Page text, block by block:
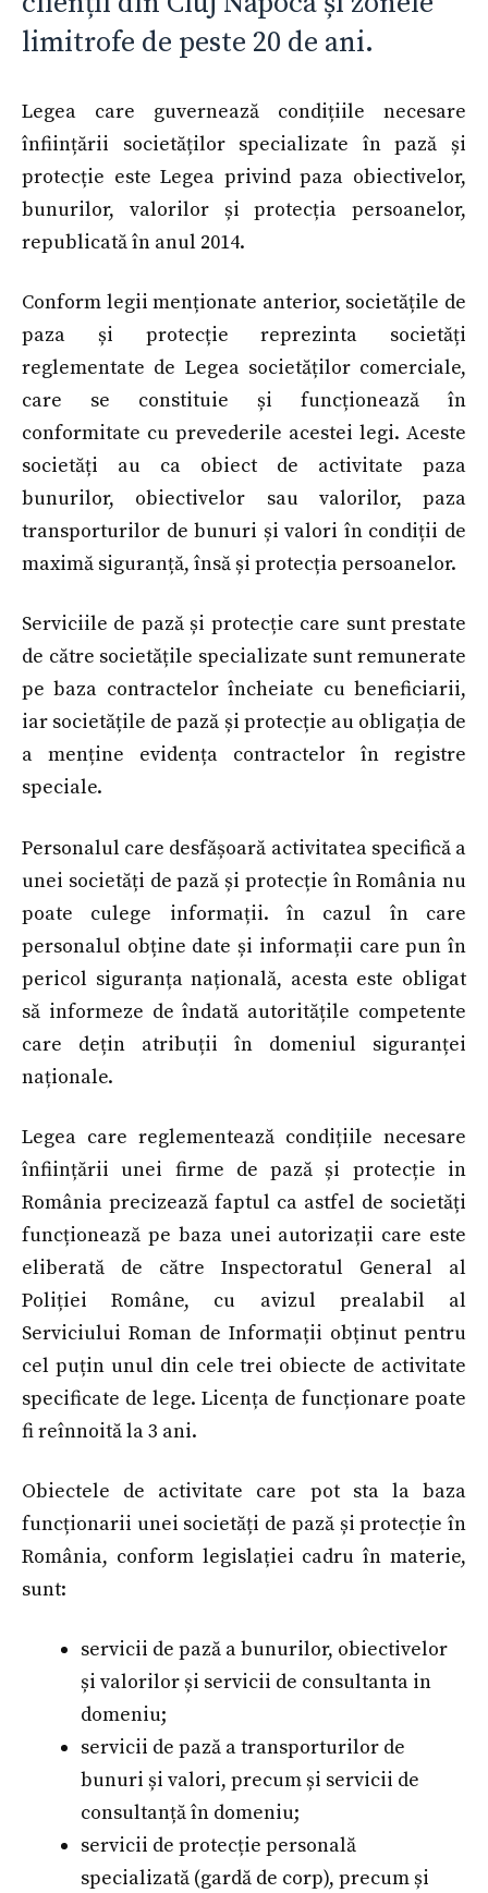
limitrofe de peste 20 de ani.
Legea care guvernează condițiile necesare
înființării societăților specializate în pază și
protecție este Legea privind paza obiectivelor,
bunurilor, valorilor și protecția persoanelor,
republicată în anul 2014.
Conform legii menționate anterior, societățile de
paza și protecție reprezinta societăți
reglementate de Legea societăților comerciale,
care se constituie și funcționează în
conformitate cu prevederile acestei legi. Aceste
societăți au ca obiect de activitate paza
bunurilor, obiectivelor sau valorilor, paza
transporturilor de bunuri și valori în condiții de
maximă siguranță, însă și protecția persoanelor.
Serviciile de pază și protecție care sunt prestate
de către societățile specializate sunt remunerate
pe baza contractelor încheiate cu beneficiarii,
iar societățile de pază și protecție au obligația de
a menține evidența contractelor în registre
speciale.
Personalul care desfășoară activitatea specifică a
unei societăți de pază și protecție în România nu
poate culege informații. în cazul în care
personalul obține date și informații care pun în
pericol siguranța națională, acesta este obligat
să informeze de îndată autoritățile competente
care dețin atribuții în domeniul siguranței
naționale.
Legea care reglementează condițiile necesare
înființării unei firme de pază și protecție in
România precizează faptul ca astfel de societăți
funcționează pe baza unei autorizații care este
eliberată de către Inspectoratul General al
Poliției Române, cu avizul prealabil al
Serviciului Roman de Informații obținut pentru
cel puțin unul din cele trei obiecte de activitate
specificate de lege. Licența de funcționare poate
fi reînnoită la 3 ani.
Obiectele de activitate care pot sta la baza
funcționarii unei societăți de pază și protecție în
România, conform legislației cadru în materie,
sunt:
servicii de pază a bunurilor, obiectivelor
și valorilor și servicii de consultanta in
domeniu;
servicii de pază a transporturilor de
bunuri și valori, precum și servicii de
consultanță în domeniu;
servicii de protecție personală
specializată (gardă de corp), precum și